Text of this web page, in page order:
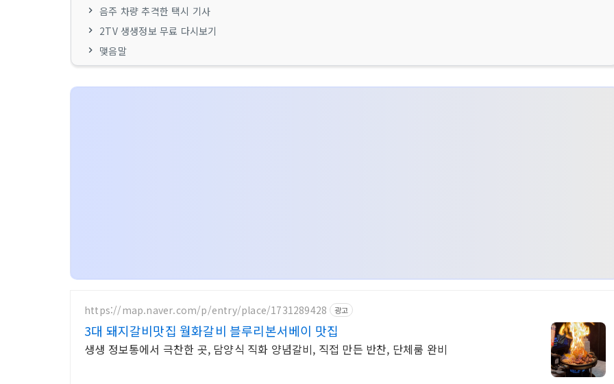
음주 차량 추격한 택시 기사
2TV 생생정보 무료 다시보기
맺음말
https://map.naver.com/p/entry/place/1731289428 광고
3대 돼지갈비맛집 월화갈비 블루리본서베이 맛집
생생 정보통에서 극찬한 곳, 담양식 직화 양념갈비, 직접 만든 반찬, 단체룸 완비